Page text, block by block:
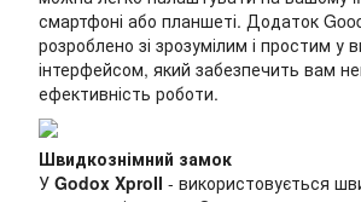
смартфоні або планшеті. Додаток
розроблено зі зрозумілим і простим у
інтерфейсом, який забезпечить вам
ефективність роботи.
Швидкознімний замок
У Godox XproII - використовується